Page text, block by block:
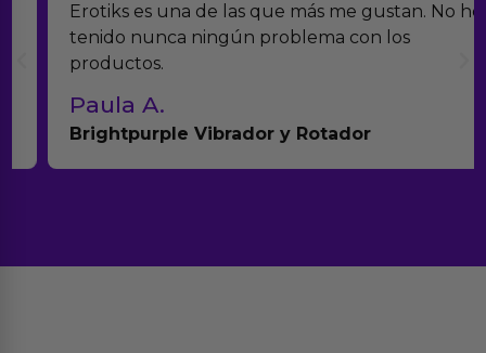
Erotiks es una de las que más me gustan. No he
tenido nunca ningún problema con los
productos.
Paula A.
Brightpurple Vibrador y Rotador